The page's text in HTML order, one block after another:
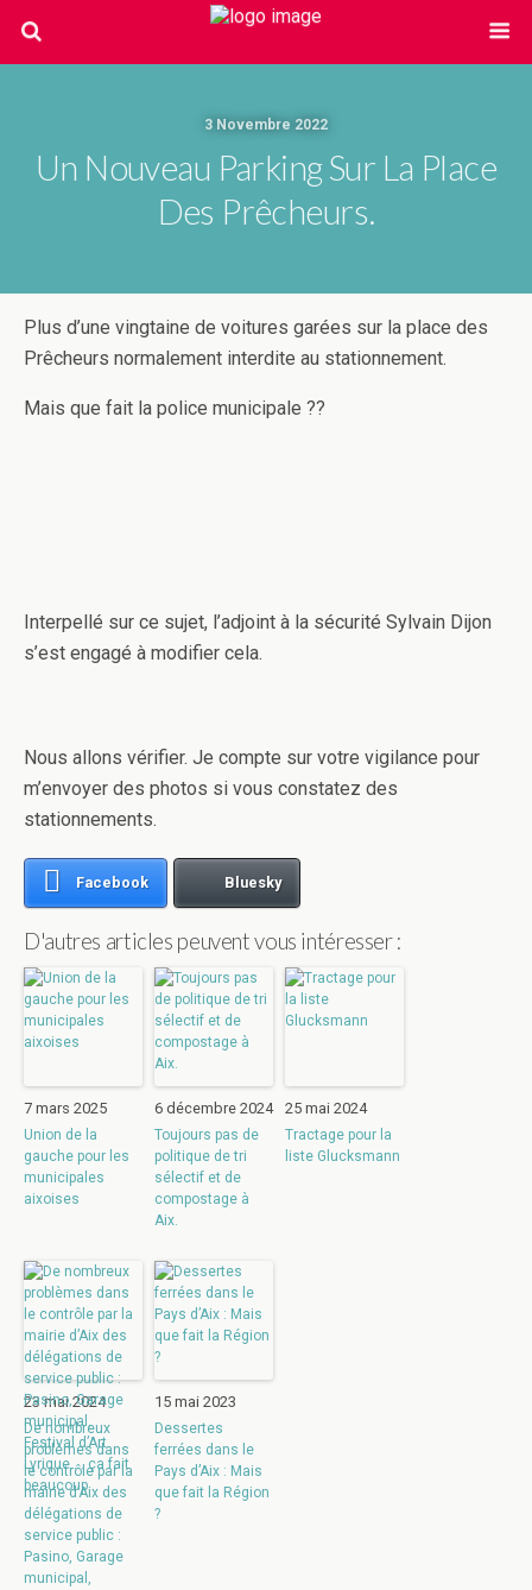
3 Novembre 2022
Un Nouveau Parking Sur La Place
Des Prêcheurs.
Plus d’une vingtaine de voitures garées sur la place des
Prêcheurs normalement interdite au stationnement.
Mais que fait la police municipale ??
Interpellé sur ce sujet, l’adjoint à la sécurité Sylvain Dijon
s’est engagé à modifier cela.
Nous allons vérifier. Je compte sur votre vigilance pour
m’envoyer des photos si vous constatez des
stationnements.
Facebook Bluesky
D'autres articles peuvent vous intéresser :
7 mars 2025
Union de la
gauche pour les
municipales
aixoises
6 décembre 2024
Toujours pas de
politique de tri
sélectif et de
compostage à
Aix.
25 mai 2024
Tractage pour la
liste Glucksmann
23 mai 2024
De nombreux
problèmes dans
le contrôle par la
mairie d’Aix des
délégations de
service public :
Pasino, Garage
municipal,
15 mai 2023
Dessertes
ferrées dans le
Pays d’Aix : Mais
que fait la Région
?